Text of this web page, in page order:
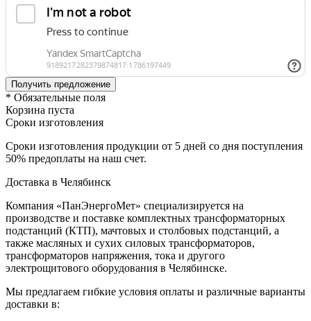
* Обязательные поля
Корзина пуста
Сроки изготовления
Сроки изготовления продукции от 5 дней со дня поступления
50% предоплаты на наш счет.
Доставка в Челябинск
Компания «ПанЭнергоМет» специализируется на
производстве и поставке комплектных трансформаторных
подстанций (КТП), мачтовых и столбовых подстанций, а
также масляных и сухих силовых трансформаторов,
трансформаторов напряжения, тока и другого
электрощитового оборудования в Челябинске.
Мы предлагаем гибкие условия оплаты и различные варианты
доставки в: